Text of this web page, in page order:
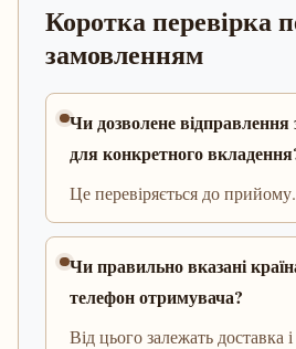
Коротка перевірка
замовленням
Чи дозволене відправлення
для конкретного
Це перевіряється до прийому.
Чи правильно вказані
телефон отримувача?
Від цього залежать доставка